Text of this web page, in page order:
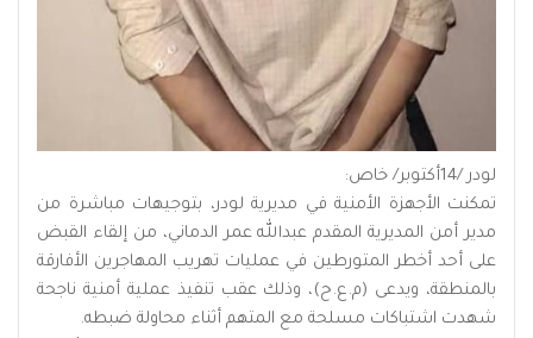
لودر /14أكتوبر/ خاص:
تمكنت الأجهزة الأمنية في مديرية لودر، بتوجيهات مباشرة من
مدير أمن المديرية المقدم عبدالله عمر الدماني، من إلقاء القبض
على أحد أخطر المتورطين في عمليات تهريب المهاجرين الأفارقة
بالمنطقة، ويدعى (م.ع.ح)، وذلك عقب تنفيذ عملية أمنية ناجحة
شهدت اشتباكات مسلحة مع المتهم أثناء محاولة ضبطه.